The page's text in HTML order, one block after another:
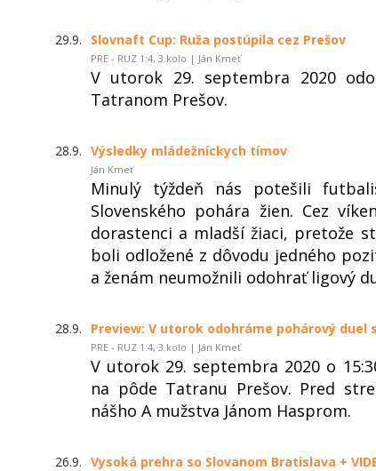
29.9. Slovnaft Cup: Ruža postúpila cez Prešov
PRE - RUZ 1:4, 3.kolo | Ján Kmeť
V utorok 29. septembra 2020
Tatranom Prešov.
28.9. Výsledky mládežníckych tímov
Ján Kmeť
Minulý týždeň nás potešili
Slovenského pohára žien. Cez
dorastenci a mladší žiaci, pretože
boli odložené z dôvodu jedného
a ženám neumožnili odohrať ligový
28.9. Preview: V utorok odohráme pohárový duel
PRE - RUZ 1:4, 3.kolo | Ján Kmeť
V utorok 29. septembra 2020 o
na pôde Tatranu Prešov. Pred
nášho A mužstva Jánom Hasprom.
26.9. Vysoká prehra so Slovanom Bratislava +